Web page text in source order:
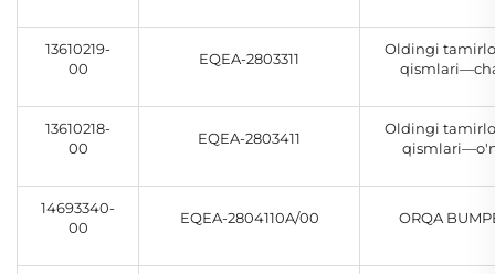
13610219-
00
EQEA-2803311
Oldingi
13610218-
00
EQEA-2803411
Oldingi
14693340-
00
EQEA-2804110A/00 ORQA